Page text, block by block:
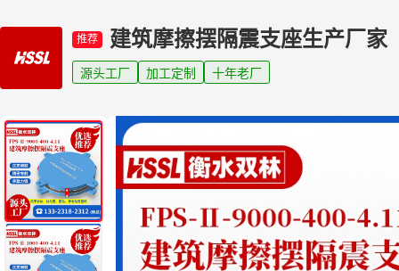
推荐 建筑摩擦摆隔震支座生产厂家
源头工厂 加工定制 十年老厂